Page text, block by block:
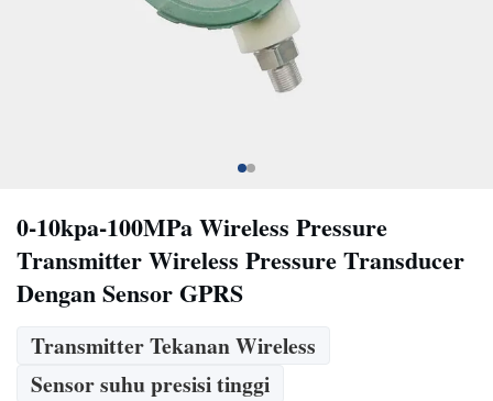
0-10kpa-100MPa Wireless Pressure
Transmitter Wireless Pressure Transducer
Dengan Sensor GPRS
Transmitter Tekanan Wireless
Sensor suhu presisi tinggi